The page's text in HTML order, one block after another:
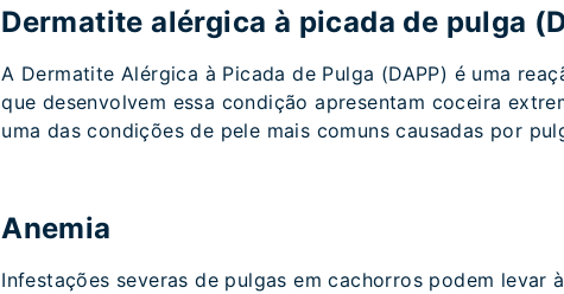
Dermatite alérgica à picada de pulga
A Dermatite Alérgica à Picada de Pulga (DAPP) é uma
que desenvolvem essa condição apresentam coceira
uma das condições de pele mais comuns causadas por
Anemia
Infestações severas de pulgas em cachorros podem levar